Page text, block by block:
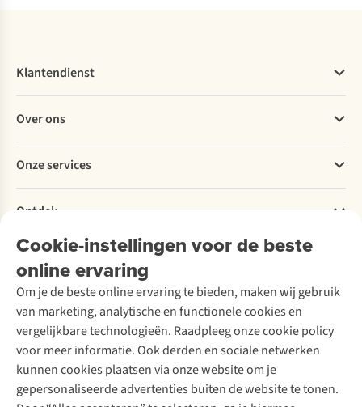
Cookie-instellingen voor de beste
online ervaring
Om je de beste online ervaring te bieden, maken wij gebruik
van marketing, analytische en functionele cookies en
vergelijkbare technologieën. Raadpleeg onze cookie policy
voor meer informatie. Ook derden en sociale netwerken
kunnen cookies plaatsen via onze website om je
gepersonaliseerde advertenties buiten de website te tonen.
Klantendienst
Bestellen
Betalen
Levering
Retourneren
Bestelling herroepen
Garantie
Contact
Over ons
Explore More
Verantwoord ondernemen
Over Ayacucho
Onze winkels
Over A.S.Adventure
Toegankelijkheidsverklaring
Onze services
Ski-onderhoud
Wasservice
Schoenonderhoud
Schoenherstelling
Kledingherstelling
Retouches
Voor bedrijven
Ontdek
A.S.Magazine
Podcast
Explore Academy
Explore Camp
Gear Check
Inspiratie & advies
Meld je aan voor de nieuwsbrief
Follow us